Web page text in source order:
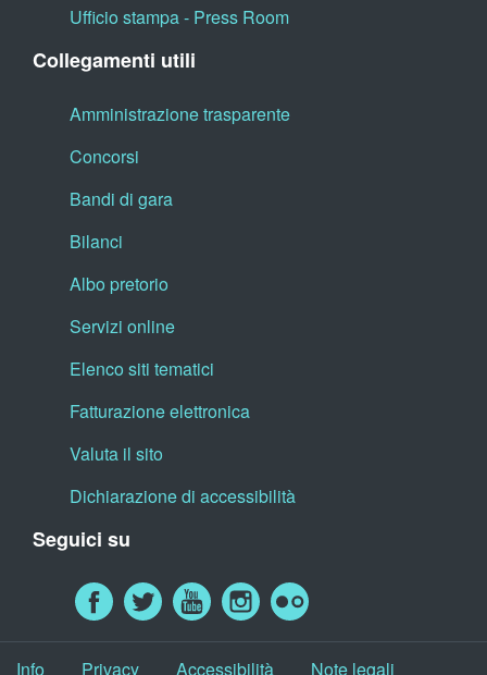
Ufficio stampa - Press Room
Collegamenti utili
Amministrazione trasparente
Concorsi
Bandi di gara
Bilanci
Albo pretorio
Servizi online
Elenco siti tematici
Fatturazione elettronica
Valuta il sito
Dichiarazione di accessibilità
Seguici su
Info Privacy Accessibilità Note legali